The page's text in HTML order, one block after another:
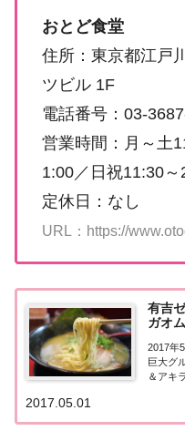
おとど食堂
住所：東京都江戸
ツビル 1F
電話番号：03-
営業時間：月～土
1:00／日祝11:30～
定休日：なし
URL：https://
有吉
ガオ
2017年
巨大グ
＆アキ
報はこ
メガオ
2017.05.01